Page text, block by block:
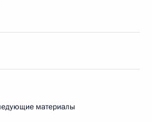
материалы